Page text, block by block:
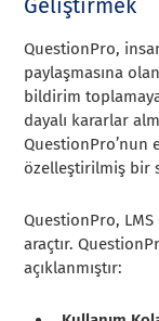
QuestionPro,
paylaşmasına
bildirim
dayalı kararlar
QuestionPro’nun
özelleştirilmiş bir
QuestionPro,
araçtır.
açıklanmıştır: